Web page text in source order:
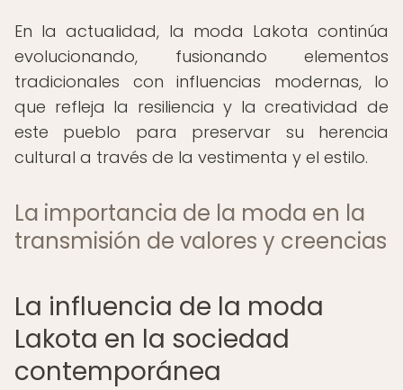
En la actualidad, la moda Lakota continúa
evolucionando, fusionando elementos
tradicionales con influencias modernas, lo
que refleja la resiliencia y la creatividad de
este pueblo para preservar su herencia
cultural a través de la vestimenta y el estilo.
La importancia de la moda en la
transmisión de valores y creencias
La influencia de la moda
Lakota en la sociedad
contemporánea